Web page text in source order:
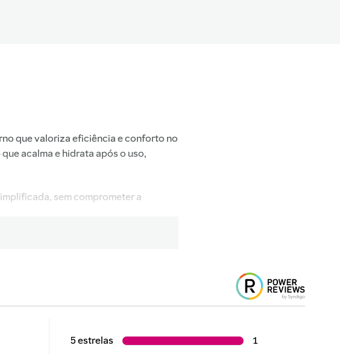
que valoriza eficiência e conforto no
acalma e hidrata após o uso,
sem comprometer a
pele durante o barbear, ao mesmo
5 estrelas
1